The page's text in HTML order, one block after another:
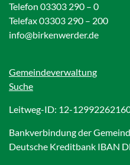
Telefon 03303 290 – 0
Telefax 03303 290 – 200
info@birkenwerder.de
Gemeindeverwaltung
Suche
Leitweg-ID: 12-
Bankverbindung der
Deutsche Kreditbank IBAN